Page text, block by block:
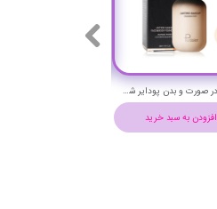
کرم پودر صورت و بدن پودایر شماره 0WF حجم 40 میلی لیتر - PUDAIER FACE & BODY FOUNDATION
افزودن به سبد خرید